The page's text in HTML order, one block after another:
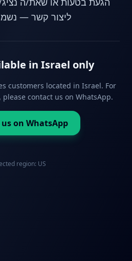
ליצור קשר —
in Israel only
customers located in Israel. For
contact us on WhatsApp.
on WhatsApp
region: US